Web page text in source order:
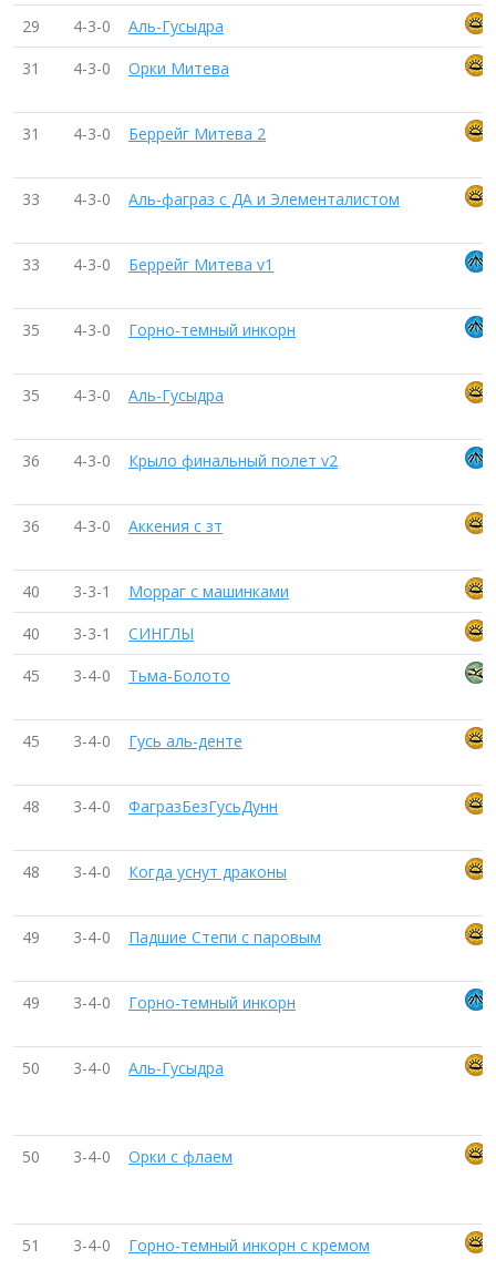
29 4-3-0
Аль-Гусыдра
31
4-3-0 Орки Митева
31 4-3-0 Беррейг Митева 2
33 4-3-0 Аль-фаграз с ДА и Элементалистом
33 4-3-0 Беррейг Митева v1
35 4-3-0 Горно-темный инкорн
35 4-3-0 Аль-Гусыдра
36 4-3-0 Крыло финальный полет v2
36 4-3-0 Аккения с зт
40 3-3-1
Морраг с машинками
40
3-3-1
СИНГЛЫ
45
3-4-0 Тьма-Болото
45 3-4-0 Гусь аль-денте
48 3-4-0 ФагразБезГусьДунн
48 3-4-0 Когда уснут драконы
49 3-4-0 Падшие Степи с паровым
49 3-4-0 Горно-темный инкорн
50 3-4-0 Аль-Гусыдра
50 3-4-0 Орки с флаем
51 3-4-0 Горно-темный инкорн с кремом